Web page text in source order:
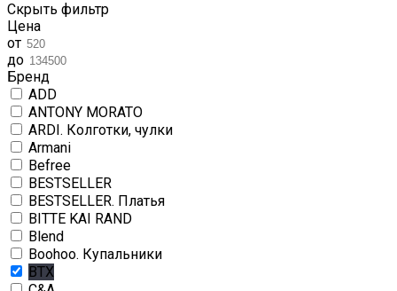
Скрыть фильтр
Цена
от
до
Бренд
ADD
ANTONY MORATO
ARDI. Колготки, чулки
Armani
Befree
BESTSELLER
BESTSELLER. Платья
BITTE KAI RAND
Blend
Boohoo. Купальники
BTX